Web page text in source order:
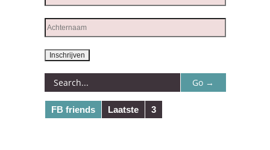
FB friends Laatste 3